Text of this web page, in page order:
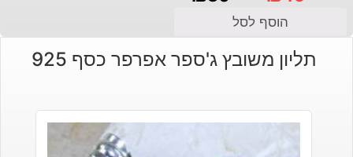
המקורי
היה:
הנוכחי
הוא:
הוסף לסל
תליון משובץ ג'ספר אפרפר כסף 925